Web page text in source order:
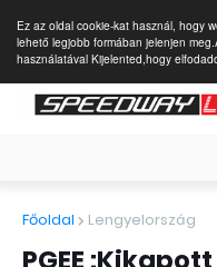
Ez az oldal cookie-kat használ, hogy
lehető legjobb formában jelenjen
használatával Kijelented,hogy
Főoldal Lengyelország